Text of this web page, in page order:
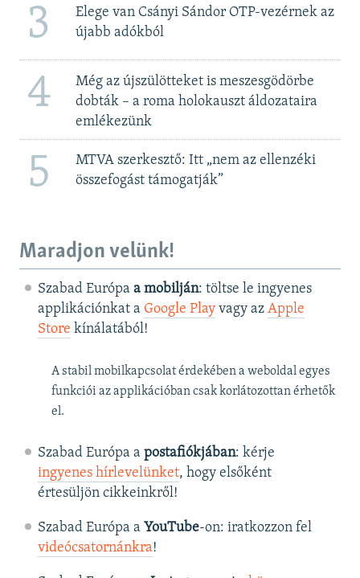
3
Elege van Csányi Sándor OTP-vezérnek az
újabb adókból
4
Még az újszülötteket is meszesgödörbe
dobták – a roma holokauszt áldozataira
emlékezünk
5
MTVA szerkesztő: Itt „nem az ellenzéki
összefogást támogatják”
Maradjon velünk!
Szabad Európa a mobilján: töltse le ingyenes
applikációnkat a Google Playvagy az Apple
Store kínálatából!
A stabil mobilkapcsolat érdekében a weboldal egyes
funkciói az applikációban csak korlátozottan érhetők
el.
Szabad Európa a postafiókjában: kérje
ingyenes hírlevelünket, hogy elsőként
értesüljön cikkeinkről!
Szabad Európa a YouTube-on: iratkozzon fel
videócsatornánkra!